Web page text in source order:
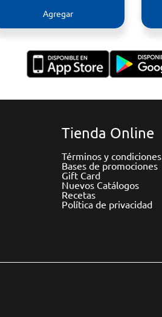
Agregar
Tienda Online
Términos y condiciones
Bases de promociones
Gift Card
Nuevos Catálogos
Recetas
Política de privacidad